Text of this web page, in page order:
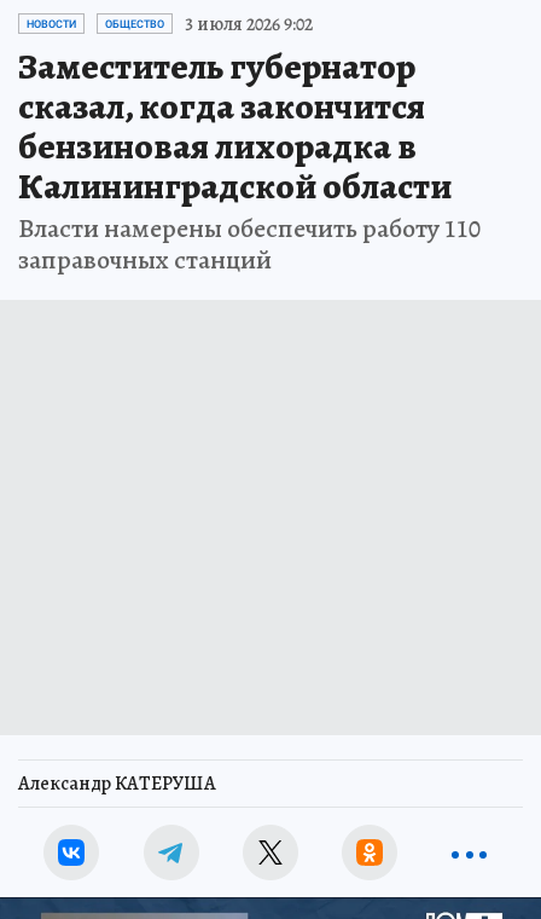
НОВОСТИ ОБЩЕСТВО 3 июля 2026 9:02
Заместитель губернатор
сказал, когда закончится
бензиновая лихорадка в
Калининградской области
Власти намерены обеспечить работу 110
заправочных станций
Александр КАТЕРУША